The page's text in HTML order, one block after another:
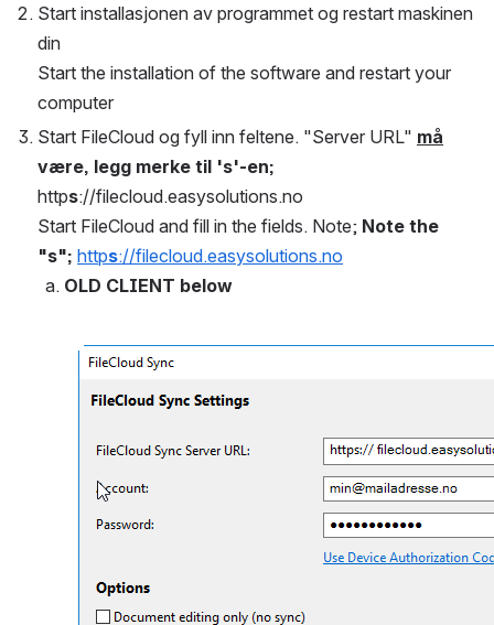
Start installasjonen av programmet og restart maskinen
din
Start the installation of the software and restart your
computer
Start FileCloud og fyll inn feltene. "Server URL" må
være, legg merke til 's'-en;
https://filecloud.easysolutions.no
Start FileCloud and fill in the fields. Note; Note the
"s"; https://filecloud.easysolutions.no
OLD CLIENT below